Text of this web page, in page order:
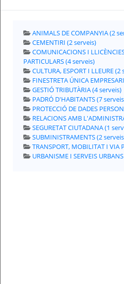
prestat
qualsevol
consulta
incidència,
contacte
ANIMALS DE COMPANYIA (2
CEMENTIRI (2 serveis)
COMUNICACIONS I
PARTICULARS (4 serveis)
CULTURA, ESPORT I LLEURE (2
FINESTRETA ÚNICA
GESTIÓ TRIBUTÀRIA (4 serveis)
PADRÓ D'HABITANTS (7
PROTECCIÓ DE DADES
RELACIONS AMB
SEGURETAT CIUTADANA (1
SUBMINISTRAMENTS (2
TRANSPORT, MOBILITAT I VIA
URBANISME I SERVEIS